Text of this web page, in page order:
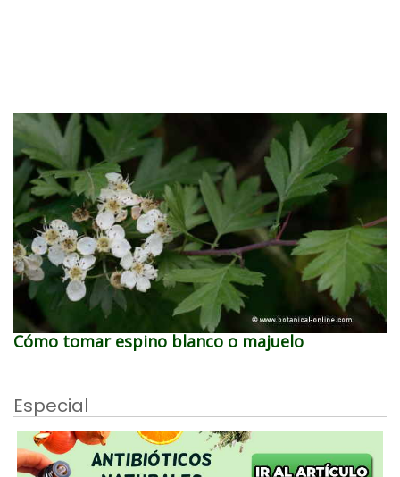
Cómo tomar espino blanco o majuelo
Especial